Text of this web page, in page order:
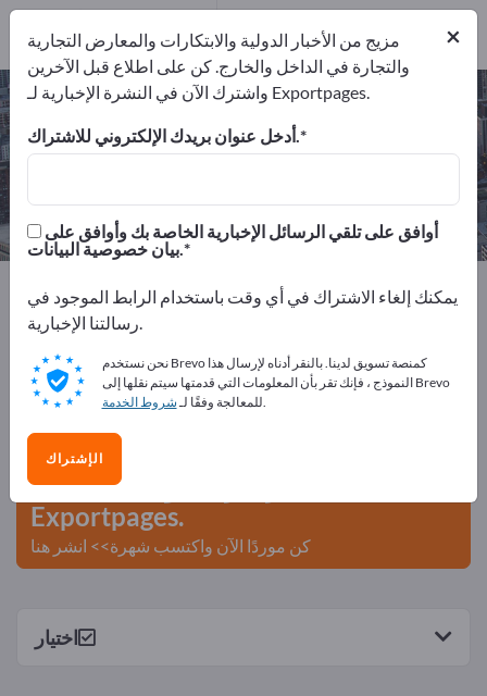
أجزاء السلك المنحنية – اعثر على
الشركات المصنعة والموردين
المصدرين1
المصنعين1
Exportpages
الخدمات
التصنيعات باستخدام الحاسب الآلي
أجزاء السلك المنحنية
أعلن مجانًا على Exportpages!
الاحتياجات – العروض – السلع المستعملة – جهات الاتصال
التجارية >> ابدأ من هنا
انشر شركتك ومنتجاتك على
Exportpages.
كن موردًا الآن واكتسب شهرة>> انشر هنا
اختيار
×
مزيج من الأخبار الدولية والابتكارات والمعارض التجارية
والتجارة في الداخل والخارج. كن على اطلاع قبل الآخرين
واشترك الآن في النشرة الإخبارية لـ Exportpages.
أدخل عنوان بريدك الإلكتروني للاشتراك.
بيان خصوصية البيانات.
يمكنك إلغاء الاشتراك في أي وقت باستخدام الرابط الموجود في
رسالتنا الإخبارية.
نحن نستخدم Brevo كمنصة تسويق لدينا. بالنقر أدناه لإرسال هذا
النموذج ، فإنك تقر بأن المعلومات التي قدمتها سيتم نقلها إلى Brevo
للمعالجة وفقًا لـشروط الخدمة .
الإشتراك